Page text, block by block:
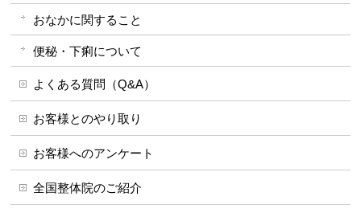
おなかに関すること
便秘・下痢について
よくある質問（Q&A）
お客様とのやり取り
お客様へのアンケート
全国整体院のご紹介